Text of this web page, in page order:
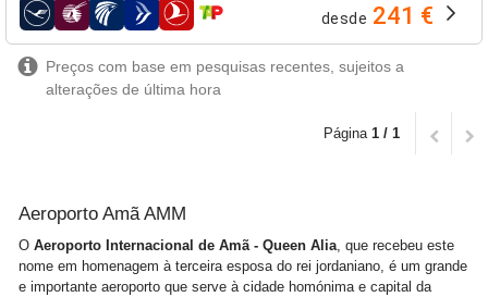
companhias aéreas desde 241 €
Preços com base em pesquisas recentes, sujeitos a
alterações de última hora
Página 1 / 1
Aeroporto Amã AMM
O Aeroporto Internacional de Amã - Queen Alia , que recebeu este
nome em homenagem à terceira esposa do rei jordaniano, é um grande
e importante aeroporto que serve à cidade homónima e capital da